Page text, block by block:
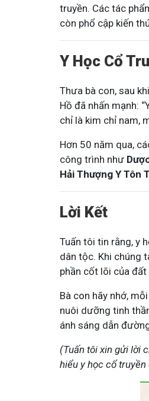
truyền. Các tác
còn phổ cập kiến
Y Học Cổ
Thưa bà con, sau
Hồ đã nhấn mạnh:
chỉ là kim chỉ nam,
Hơn 50 năm qua,
công trình như
Hải Thượng Y Tôn
Lời Kết
Tuấn tôi tin rằng, y
dân tộc. Khi chúng
phần cốt lõi của
Bà con hãy nhớ,
nuôi dưỡng tinh
ánh sáng dẫn
(Tuấn tôi xin gửi lời
hiểu y học cổ